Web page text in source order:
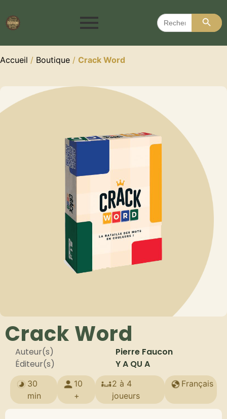
Search
for:
Search
Accueil / Boutique / Crack Word
Crack Word
Auteur(s)
Pierre Faucon
Éditeur(s)
Y A QU A
30
min
10
+
2 à 4
joueurs
Français